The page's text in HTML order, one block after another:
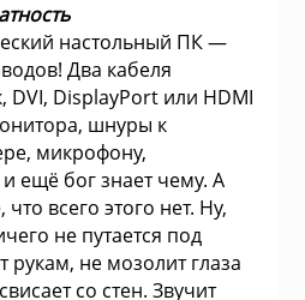
Устройства
Швейные
Электропечи
Пылесосы
Весы кухонные
настольный ПК —
Два кабеля
DVI, DisplayPort или HDMI
шнуры к
микрофону,
ещё бог знает чему. А
что всего этого нет. Ну,
не путается под
не мозолит глаза
со стен. Звучит